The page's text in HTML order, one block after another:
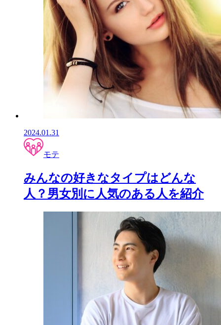
2024.01.31
モテ
みんなの好きなタイプはどんな
人？男女別に人気のある人を紹介